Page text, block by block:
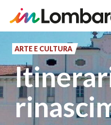
contenuto
principale
ARTE E CULTURA